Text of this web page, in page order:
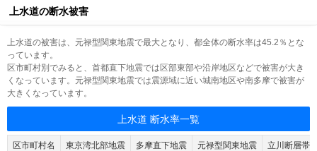
上水道の断水被害
上水道の被害は、元禄型関東地震で最大となり、都全体の断水率は45.2％とな
っています。
区市町村別でみると、首都直下地震では区部東部や沿岸地区などで被害が大き
くなっています。元禄型関東地震では震源域に近い城南地区や南多摩で被害が
大きくなっています。
上水道 断水率一覧
区市町村名 東京湾北部地震 多摩直下地震 元禄型関東地震
立川断層帯